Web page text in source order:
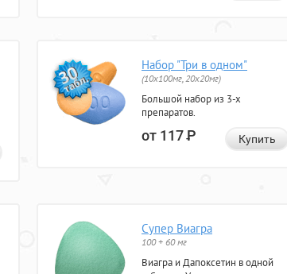
Набор "Три в одном"
(10x100мг, 20x20мг)
Большой набор из 3-х
препаратов.
от 117Р Купить
Супер Виагра
100 + 60 мг
Виагра и Дапоксетин в одной